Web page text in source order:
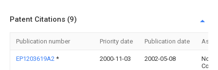
Patent Citations (9)
Publication number Priority date Publication date
EP1203619A2 * 2000-11-03 2002-05-08